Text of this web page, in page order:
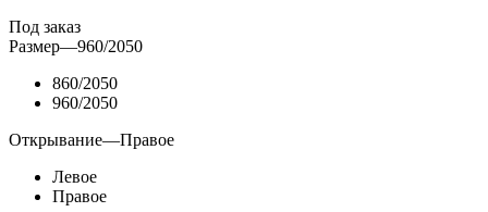
Под заказ
Размер—960/2050
860/2050
960/2050
Открывание—Правое
Левое
Правое